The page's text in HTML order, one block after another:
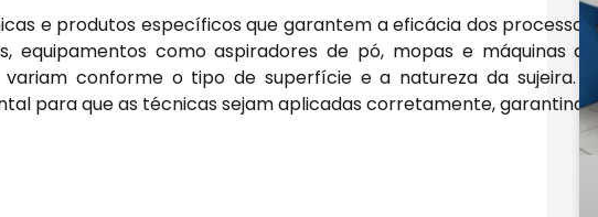
e produtos específicos que garantem a eficácia dos processos.
equipamentos como aspiradores de pó, mopas e máquinas de
conforme o tipo de superfície e a natureza da sujeira. A
para que as técnicas sejam aplicadas corretamente, garantindo